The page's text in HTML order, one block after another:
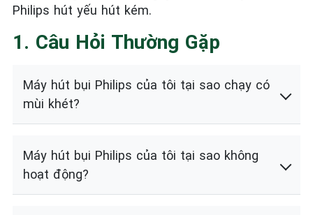
Philips hút yếu hút kém.
1. Câu Hỏi Thường Gặp
Máy hút bụi Philips của tôi tại sao chạy có
mùi khét?
Máy hút bụi Philips của tôi tại sao không
hoạt động?